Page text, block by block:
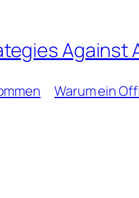
Against
Warum ein